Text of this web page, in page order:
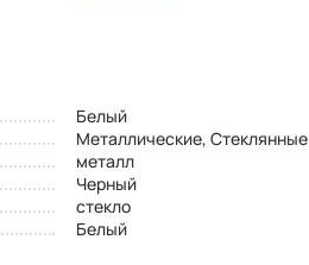
Белый
Металлические, Стеклянные
металл
Черный
стекло
Белый